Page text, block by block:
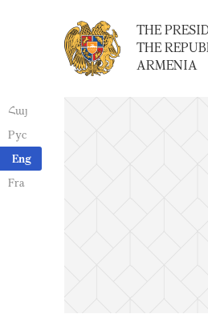
Հայ
Рус
Eng
Fra
THE
THE
ARMENIA